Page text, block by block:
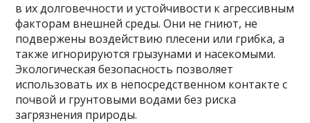
в их долговечности и устойчивости к агрессивным
факторам внешней среды. Они не гниют, не
подвержены воздействию плесени или грибка, а
также игнорируются грызунами и насекомыми.
Экологическая безопасность позволяет
использовать их в непосредственном контакте с
почвой и грунтовыми водами без риска
загрязнения природы.